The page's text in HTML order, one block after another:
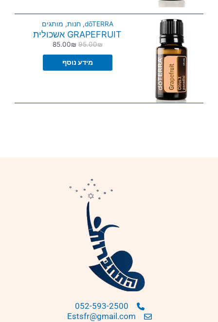
dōTERRA
,חנות, מותגים
GRAPEFRUIT אשכולית
95.00₪
85.00₪
מידע נוסף
052-593-2500
Estsfr@gmail.com